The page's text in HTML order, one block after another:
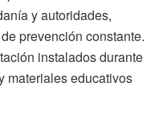
y autoridades,
prevención constante.
instalados durante
materiales educativos